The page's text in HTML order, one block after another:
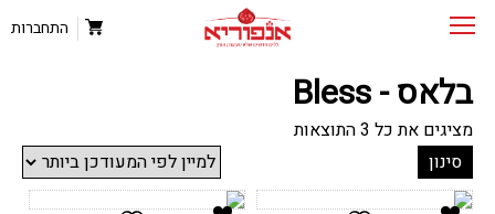
התחברות
בלאס - Bless
מציגים את כל ⁦3⁩ התוצאות ממוין
ביותר
סינון